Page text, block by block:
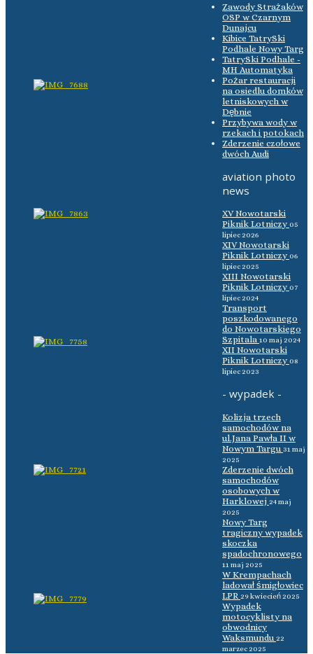
Zawody Strażaków
OSP w Czarnym
Dunajcu
Kibice TatrySki
Podhale Nowy Targ
TatrySki Podhale -
MH Automatyka
Pożar restauracji
na osiedlu domków
letniskowych w
Dębnie
Przybywa wody w
rzekach i potokach
Zderzenie czołowe
dwóch Audi
aviation photo
news
XV Nowotarski
Piknik Lotniczy 05
lipiec 2026
XIV Nowotarski
Piknik Lotniczy 06
lipiec 2025
XIII Nowotarski
Piknik Lotniczy 07
lipiec 2024
Transport
poszkodowanego
do Nowotarskiego
Szpitala 10 maj 2024
XII Nowotarski
Piknik Lotniczy 08
lipiec 2023
- wypadek -
Kolizja trzech
samochodów na
ul.Jana Pawła II w
Nowym Targu 31 maj
2025
Zderzenie dwóch
samochodów
osobowych w
Harklowej 24 maj
2025
Nowy Targ
tragiczny wypadek
skoczka
spadochronowego
11 maj 2025
W Krempachach
ladował śmigłowiec
LPR 29 kwiecień 2025
Wypadek
motocyklisty na
obwodnicy
Waksmundu 22
marzec 2025